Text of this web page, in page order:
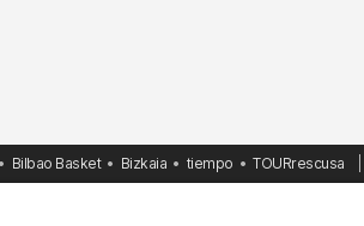
Bilbao Basket Bizkaia tiempo TOURrescusa